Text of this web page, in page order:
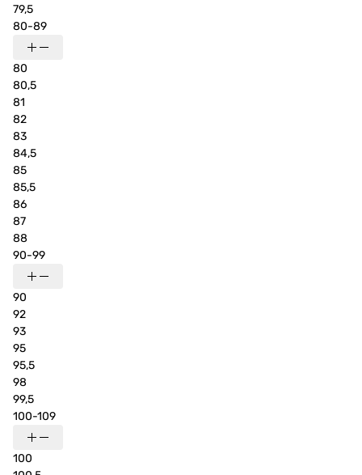
79,5
80-89
80
80,5
81
82
83
84,5
85
85,5
86
87
88
90-99
90
92
93
95
95,5
98
99,5
100-109
100